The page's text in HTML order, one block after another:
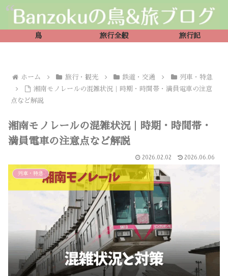
鳥 旅行全般 旅行記
ホーム 旅行・観光 鉄道・交通
列車・特急
湘南モノレールの混雑状況｜時期・時間帯・満員電車の注意
点など解説
湘南モノレールの混雑状況｜時期・時間帯・
満員電車の注意点など解説
2026.02.02 2026.06.06
列車・特急